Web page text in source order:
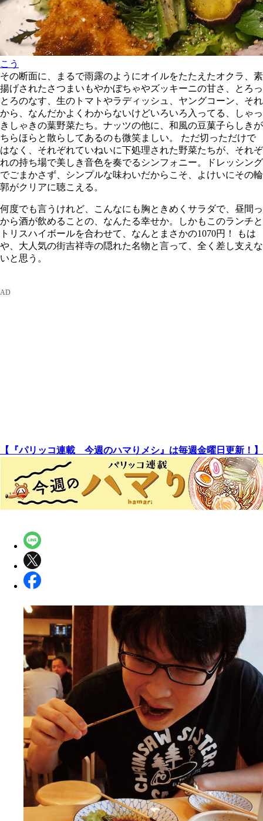
こう
その断面に、まるで雨露のようにオイルをたたえたオクラ、素
揚げされたさつまいもやかぼちゃやズッキーニの甘さ、とろっ
とろのなす、生のトマトやラディッシュ、ヤングコーン、それ
から、なんだかよくわからないけどいろいろ入ってる、しゃっ
きしゃきの葉野菜たち。ナッツの他に、和風の豆菓子らしきが
ちらほらと散らしてあるのも微笑ましい。 ただ切っただけで
はなく、それぞれていねいに下処理された野菜たちが、それぞ
れの持ち場で美しき音色を奏でるシンフォニー。ドレッシング
でごまかさず、シンプルな味わいだからこそ、よけいにその輪
郭がクリアに聴こえる。
何度でも言うけれど、こんなにも胸ときめくサラダで、昼間っ
から酒が飲めることの、なんたる幸せか。しかもこのランチと
トリスハイボールを合わせて、なんとまさかの1070円！ もは
や、大人気の街吉祥寺の隠れた名物と言って、全く差し支えな
いと思う。
【『パリッコ連載 今週のハマりメシ』は毎週金曜日更新！】